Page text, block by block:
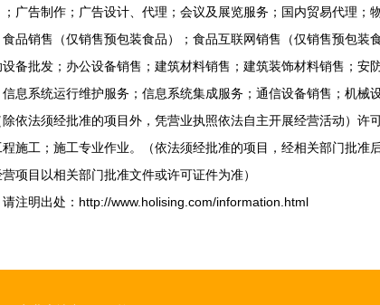
广告制作；广告设计、代理；会议及展览服务；国内贸易代理；
品销售（仅销售预包装食品）；食品互联网销售（仅销售预包装
备批发；办公设备销售；建筑材料销售；建筑装饰材料销售；安
息系统运行维护服务；信息系统集成服务；通信设备销售；机械
依法须经批准的项目外，凭营业执照依法自主开展经营活动）许
施工；施工专业作业。（依法须经批准的项目，经相关部门批准
项目以相关部门批准文件或许可证件为准）
注明出处：http://www.holising.com/information.html